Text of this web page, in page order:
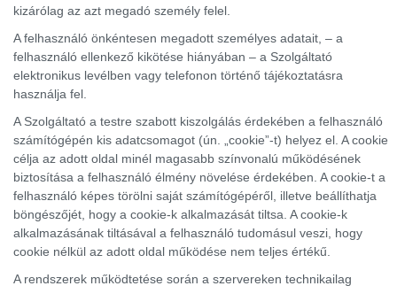
kizárólag az azt megadó személy felel.
A felhasználó önkéntesen megadott személyes adatait, – a
felhasználó ellenkező kikötése hiányában – a Szolgáltató
elektronikus levélben vagy telefonon történő tájékoztatásra
használja fel.
A Szolgáltató a testre szabott kiszolgálás érdekében a felhasználó
számítógépén kis adatcsomagot (ún. „cookie”-t) helyez el. A cookie
célja az adott oldal minél magasabb színvonalú működésének
biztosítása a felhasználó élmény növelése érdekében. A cookie-t a
felhasználó képes törölni saját számítógépéről, illetve beállíthatja
böngészőjét, hogy a cookie-k alkalmazását tiltsa. A cookie-k
alkalmazásának tiltásával a felhasználó tudomásul veszi, hogy
cookie nélkül az adott oldal működése nem teljes értékű.
A rendszerek működtetése során a szervereken technikailag